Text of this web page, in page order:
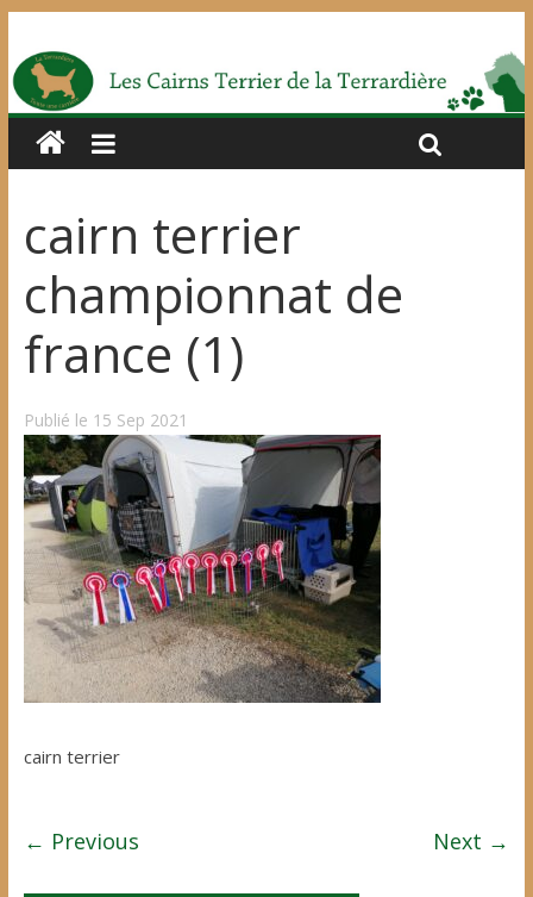
cairn terrier
championnat de
france (1)
Publié le 15 Sep 2021
cairn terrier
← Previous Next →